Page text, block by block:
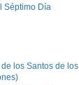
Séptimo Día
los Santos de los